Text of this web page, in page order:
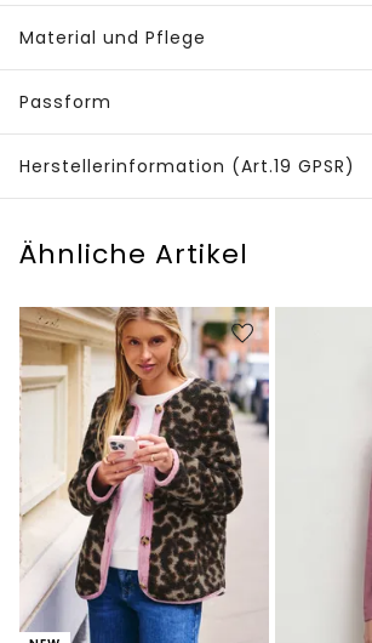
Material und Pflege
Passform
Herstellerinformation (Art.19 GPSR)
Ähnliche Artikel